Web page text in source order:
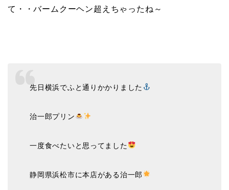
て・・バームクーヘン超えちゃったね～
先日横浜でふと通りかかりました
治一郎プリン
一度食べたいと思ってました
静岡県浜松市に本店がある治一郎